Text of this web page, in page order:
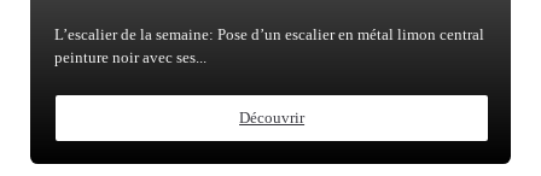
L’escalier de la semaine: Pose d’un escalier en métal limon central
peinture noir avec ses...
Découvrir